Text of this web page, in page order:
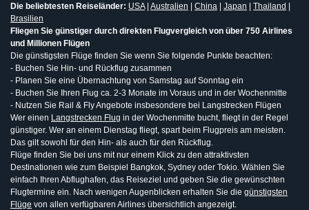
Die beliebtesten Reiseländer: USA| Australien China Japan Thailand
Brasilien
Fliegen Sie günstiger durch direkten Flugvergleich von über 750 Airlines
und Millionen Flügen
Die günstigsten Flüge finden Sie wenn Sie folgende Punkte beachten:
- Buchen Sie Hin- und Rückflug zusammen
- Planen Sie eine Übernachtung von Samstag auf Sonntag ein
- Buchen Sie Ihren Flug ca. 2-3 Monate im Voraus und in der Wochenmitte
- Nutzen Sie Rail & Fly Angebote insbesondere bei Langstrecken Flügen
Wer einen Langstrecken Flug in der Wochenmitte bucht, fliegt in der Regel
günstiger. Wer an einem Dienstag fliegt, spart beim Flugpreis am meisten.
Das gilt sowohl für den Hin- als auch für den Rückflug.
Flüge finden Sie bei uns mit nur einem Klick zu den attraktivsten
Destinationen wie zum Beispiel Bangkok, Sydney oder Tokio. Wählen Sie
einfach Ihren Abflughafen, das Reiseziel und geben Sie die gewünschten
Flugtermine ein. Nach wenigen Augenblicken erhalten Sie die günstigsten
Flüge von allen verfügbaren Airlines übersichtlich angezeigt.